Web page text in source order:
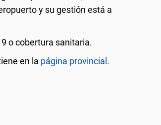
y su gestión está a
o cobertura sanitaria.
en la página provincial.